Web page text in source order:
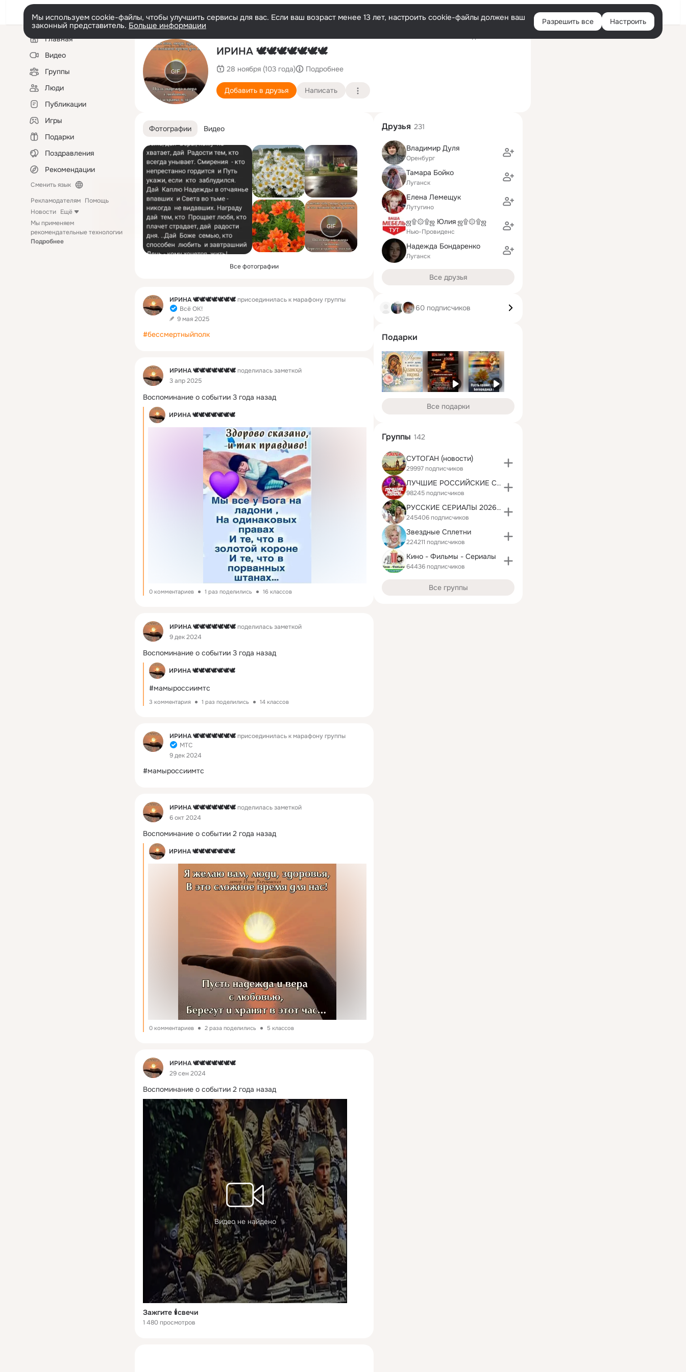
Войти
Мы используем cookie-файлы, чтобы улучшить сервисы для вас. Если ваш возраст менее 13 лет, настроить cookie-файлы должен ваш
законный представитель. Больше информации Разрешить все Настроить
Левая
колонкаГлавная
Видео
Группы
Люди
Публикации
Игры
Подарки
Поздравления
Рекомендации
Сменить язык
Рекламодателям Помощь
Новости Ещё
Мы применяем
рекомендательные технологии
Подробнее
GIF
ИРИНА 🕊🕊🕊🕊🕊🕊🕊
28 ноября (103 года) Подробнее
Добавить в друзья Написать
Фотографии Видео
GIF
Все фотографии
Фид ИРИНА 🕊🕊🕊🕊🕊🕊🕊присоединилась к марафону группы
Всё ОК!
9 мая 2025
#бессмертныйполк
Фид ИРИНА 🕊🕊🕊🕊🕊🕊🕊поделилась заметкой
3 апр 2025
Воспоминание о событии 3 года назад
ИРИНА 🕊🕊🕊🕊🕊🕊🕊
0 комментариев 1 раз поделились 16 классов
Фид ИРИНА 🕊🕊🕊🕊🕊🕊🕊поделилась заметкой
9 дек 2024
Воспоминание о событии 3 года назад
ИРИНА 🕊🕊🕊🕊🕊🕊🕊
#мамыроссиимтс
3 комментария 1 раз поделились 14 классов
Фид ИРИНА 🕊🕊🕊🕊🕊🕊🕊присоединилась к марафону группы
МТС
9 дек 2024
#мамыроссиимтс
Фид ИРИНА 🕊🕊🕊🕊🕊🕊🕊поделилась заметкой
6 окт 2024
Воспоминание о событии 2 года назад
ИРИНА 🕊🕊🕊🕊🕊🕊🕊
0 комментариев 2 раза поделились 5 классов
Фид
ИРИНА 🕊🕊🕊🕊🕊🕊🕊
29 сен 2024
Воспоминание о событии 2 года назад
Видео не найдено
Зажгите 🕯свечи
1 480 просмотров
Друзья 231
Владимир Дуля
Оренбург
Тамара Бойко
Луганск
Елена Лемещук
Лутугино
ஜ۩۞۩ஜ Юлия ஜ۩۞۩ஜ
Нью-Провиденс
Надежда Бондаренко
Луганск
Все друзья
60 подписчиков
Подарки
Все подарки
Группы 142
СУТОГАН (новости)
29997 подписчиков
ЛУЧШИЕ РОССИЙСКИЕ СЕРИАЛЫ И ФИЛЬМЫ
98245 подписчиков
РУССКИЕ СЕРИАЛЫ 2026, МЕЛОДРАМЫ, ФИЛЬМЫ
245406 подписчиков
Звездные Сплетни
224211 подписчиков
Кино - Фильмы - Сериалы
64436 подписчиков
Все группы